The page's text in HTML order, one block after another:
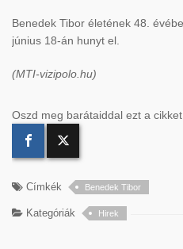
Benedek Tibor életének 48.
június 18-án hunyt el.
(MTI-vizipolo.hu)
Oszd meg barátaiddal ezt a
Címkék Benedek Tibor
Kategóriák Hirek